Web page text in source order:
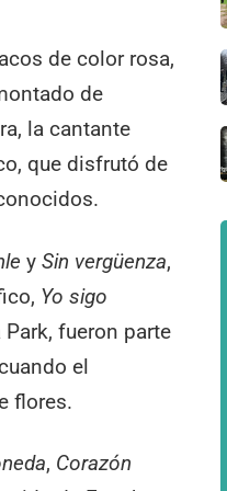
de color rosa,
de
la cantante
que disfrutó de
y Sin vergüenza,
Yo sigo
fueron parte
el
flores.
, Corazón